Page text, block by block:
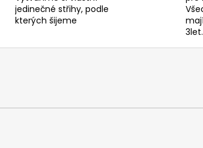
jedinečné střihy, podle
kterých šijeme
3let.